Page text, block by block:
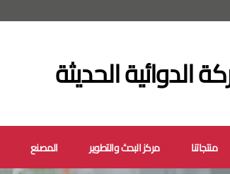
الدوائية الحديثة
منتجاتنا مركز البحث والتطوير المصنع